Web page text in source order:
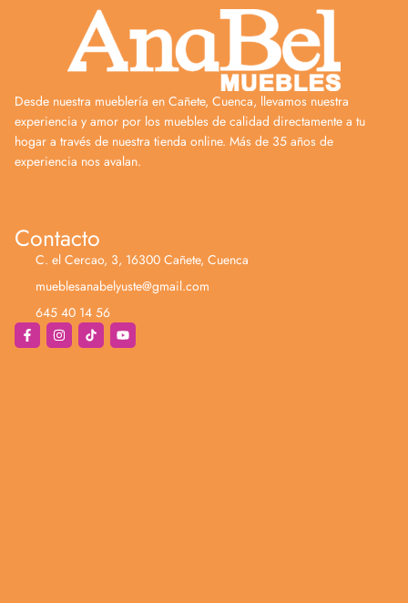
Desde nuestra mueblería en Cañete, Cuenca, llevamos nuestra
experiencia y amor por los muebles de calidad directamente a tu
hogar a través de nuestra tienda online. Más de 35 años de
experiencia nos avalan.
Contacto
C. el Cercao, 3, 16300 Cañete, Cuenca
mueblesanabelyuste@gmail.com
645 40 14 56